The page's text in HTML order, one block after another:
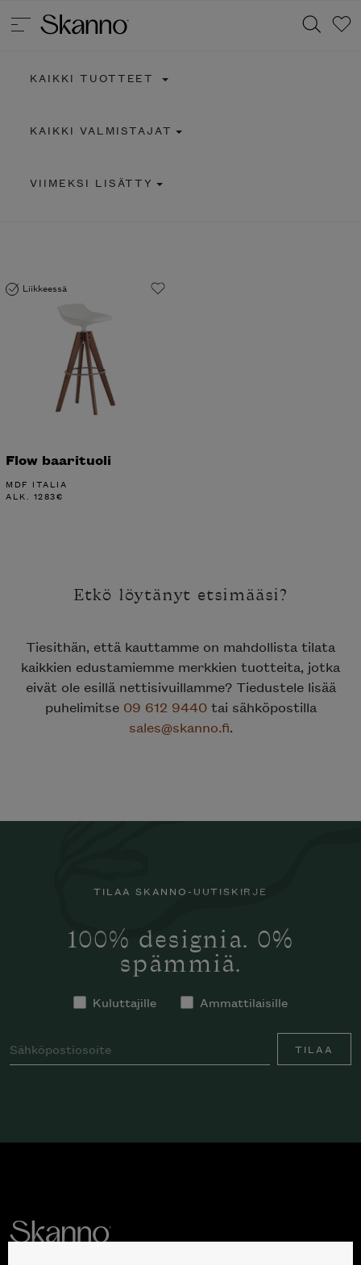
KAIKKI TUOTTEET
KAIKKI VALMISTAJAT
VIIMEKSI LISÄTTY
Liikkeessä
Flow baarituoli
MDF ITALIA
ALK. 1283€
Etkö löytänyt etsimääsi?
Tiesithän, että kauttamme on mahdollista tilata
kaikkien edustamiemme merkkien tuotteita, jotka
eivät ole esillä nettisivuillamme? Tiedustele lisää
puhelimitse 09 612 9440tai sähköpostilla
sales@skanno.fi.
TILAA SKANNO-UUTISKIRJE
100% designia. 0%
spämmiä.
Kuluttajille Ammattilaisille
TILAA